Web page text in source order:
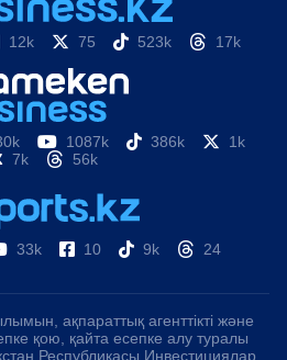
12k 75 523k 17k
1087k 386k
1k
7k
56k
33k 10 9k 24
ақпараттық агенттікті және
қою, қайта есепке алу туралы
Республикасы Инвестициялар